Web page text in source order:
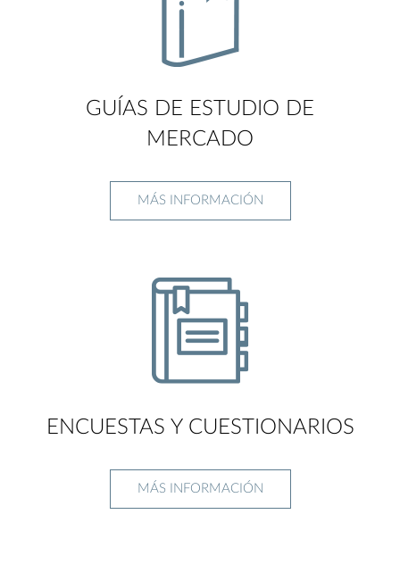
GUÍAS DE ESTUDIO DE
MERCADO
MÁS INFORMACIÓN
ENCUESTAS Y CUESTIONARIOS
MÁS INFORMACIÓN